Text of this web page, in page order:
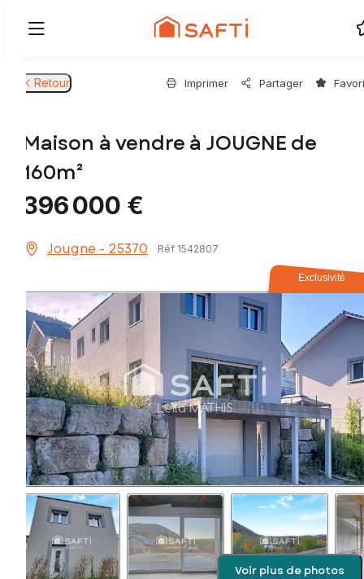
Retour Imprimer Partager
Maison à vendre à JOUGNE de
160m²
396 000 €
Jougne - 25370 Réf 1542807
Exclusivité
Voir plus de photos